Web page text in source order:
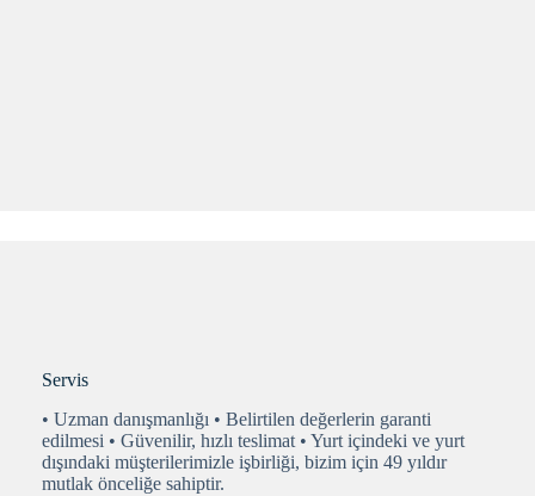
Servis
• Uzman danışmanlığı • Belirtilen değerlerin garanti
edilmesi • Güvenilir, hızlı teslimat • Yurt içindeki ve yurt
dışındaki müşterilerimizle işbirliği, bizim için 49 yıldır
mutlak önceliğe sahiptir.